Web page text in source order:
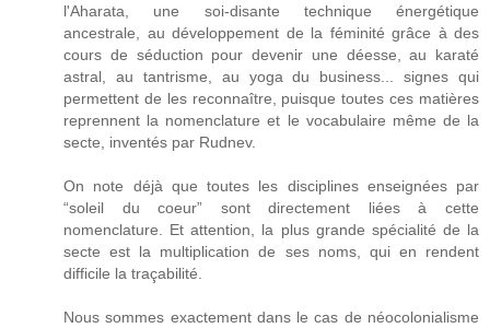
l'Aharata, une soi-disante technique énergétique
ancestrale, au développement de la féminité grâce à des
cours de séduction pour devenir une déesse, au karaté
astral, au tantrisme, au yoga du business... signes qui
permettent de les reconnaître, puisque toutes ces matières
reprennent la nomenclature et le vocabulaire même de la
secte, inventés par Rudnev.
On note déjà que toutes les disciplines enseignées par
“soleil du coeur” sont directement liées à cette
nomenclature. Et attention, la plus grande spécialité de la
secte est la multiplication de ses noms, qui en rendent
difficile la traçabilité.
Nous sommes exactement dans le cas de néocolonialisme